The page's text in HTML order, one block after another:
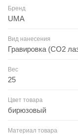
Бренд
UMA
Вид нанесения
Гравировка (CO2
Вес
25
Цвет товара
бирюзовый
Материал товара